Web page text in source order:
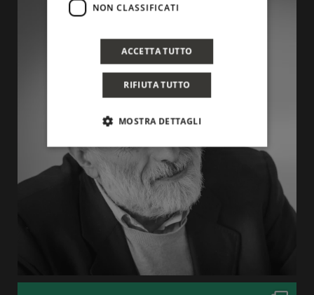
NON CLASSIFICATI
ACCETTA TUTTO
RIFIUTA TUTTO
MOSTRA DETTAGLI